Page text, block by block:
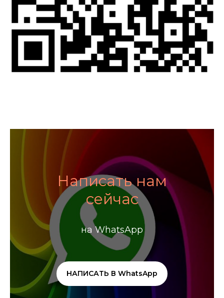
Написать нам
сейчас
на WhatsApp
НАПИСАТЬ В WhatsApp